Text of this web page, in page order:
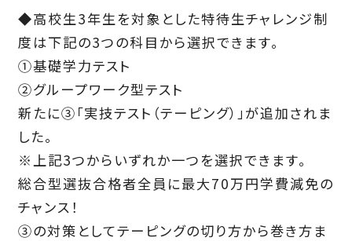
◆高校生3年生を対象とした特待生チャレンジ制
度は下記の3つの科目から選択できます。
①基礎学力テスト
②グループワーク型テスト
新たに③「実技テスト（テーピング）」が追加されま
した。
※上記3つからいずれか一つを選択できます。
総合型選抜合格者全員に最大70万円学費減免の
チャンス！
③の対策としてテーピングの切り方から巻き方ま